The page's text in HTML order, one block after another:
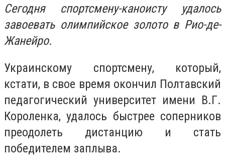
Сегодня спортсмену-каноисту удалось
завоевать олимпийское золото в Рио-де-
Жанейро.
Украинскому спортсмену, который,
кстати, в свое время окончил Полтавский
педагогический университет имени В.Г.
Короленка, удалось быстрее соперников
преодолеть дистанцию и стать
победителем заплыва.